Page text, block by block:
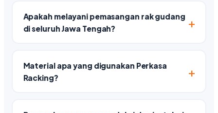
Apakah melayani pemasangan rak gudang
di seluruh Jawa Tengah?
Material apa yang digunakan Perkasa
Racking?